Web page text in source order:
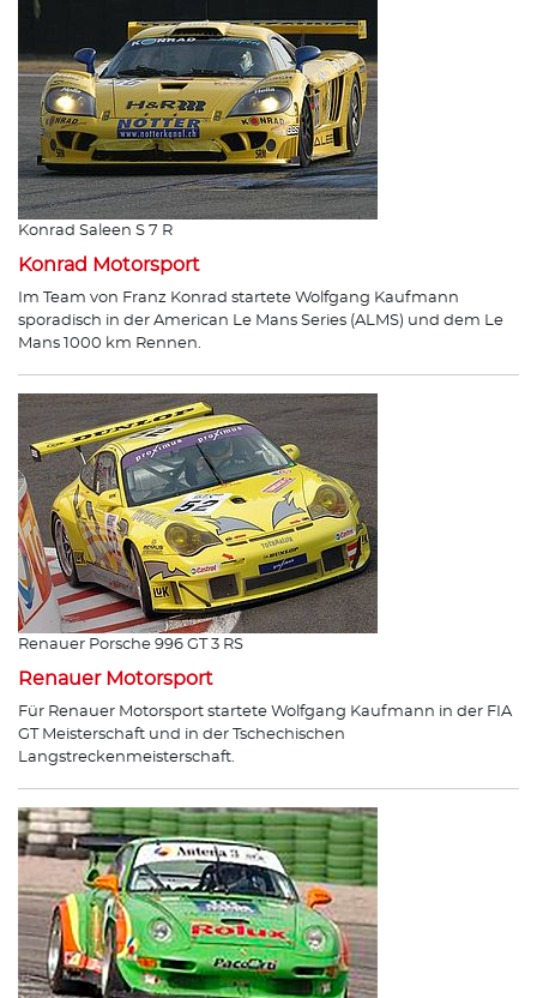
Konrad Saleen S 7 R
Konrad Motorsport
Im Team von Franz Konrad startete Wolfgang Kaufmann
sporadisch in der American Le Mans Series (ALMS) und dem Le
Mans 1000 km Rennen.
Renauer Porsche 996 GT 3 RS
Renauer Motorsport
Für Renauer Motorsport startete Wolfgang Kaufmann in der FIA
GT Meisterschaft und in der Tschechischen
Langstreckenmeisterschaft.